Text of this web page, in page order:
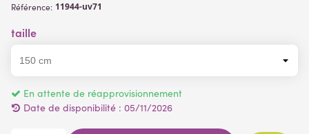
Référence: 11944-uv71
taille
En attente de réapprovisionnement
Date de disponibilité : 05/11/2026